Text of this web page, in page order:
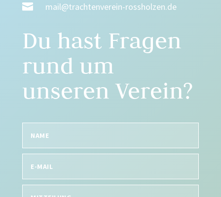
 mail@trachtenverein-rossholzen.de
Du hast Fragen
rund um
unseren Verein?